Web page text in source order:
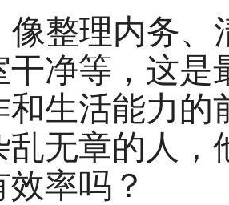
像整理内务、
净等， 这是
和生活能力的
乱无章的人，
率吗？